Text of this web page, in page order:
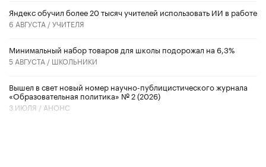
​Яндекс обучил более 20 тысяч учителей использовать ИИ в работе
6 АВГУСТА /УЧИТЕЛЯ
Минимальный набор товаров для школы подорожал на 6,3%
5 АВГУСТА / ШКОЛЬНИКИ
Вышел в свет новый номер научно-публицистического журнала
«Образовательная политика» № 2 (2026)
3 ИЮЛЯ / АНОНС